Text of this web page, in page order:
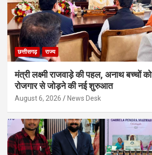
छत्तीसगढ़ राज्य
मंत्री लक्ष्मी राजवाड़े की पहल, अनाथ बच्चों
रोजगार से जोड़ने की नई शुरुआत
August 6, 2026 News Desk